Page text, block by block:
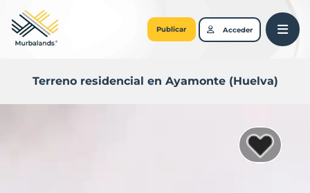
Publicar Acceder
Terreno residencial en Ayamonte (Huelva)